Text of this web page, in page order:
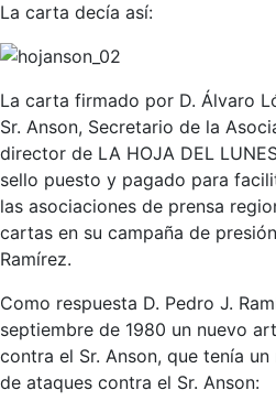
La carta decía así:
La carta firmado por D. Álvaro
Sr. Anson, Secretario de la
director de LA HOJA DEL
sello puesto y pagado para
las asociaciones de prensa
cartas en su campaña de
Ramírez.
Como respuesta D. Pedro J.
septiembre de 1980 un nuevo
contra el Sr. Anson, que tenía
de ataques contra el Sr. Anson: